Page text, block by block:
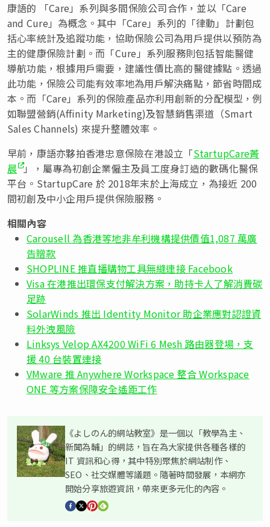
康語的 「Care」系列與多間保險公司合作，並以「Care
and Cure」為概念。其中「Care」系列的「律動」計劃包
括心率統計及追蹤功能，協助保險公司為用戶提供以預防為
主的健康保險計劃。而「Cure」系列服務則包括智能醫健
導航功能，根據用戶需要，建議性價比高的醫健據點。透過
此功能，保險公司能有效率地為用戶解決痛點，節省時間成
本。而「Care」系列的保險產品亦利用創新的分配模型，例
如聯盟營銷(Affinity Marketing)及智慧銷售渠道（Smart
Sales Channels) 來提升整體效率。
早前，康語亦夥拍香港忠意保險在港設立「StartupCare菁
晨 」，屬專為初創企業僱主及員工度身訂造的數碼化醫保
平台。StartupCare 於 2018年末於上海成立，為接近 200
間初創及中小企用戶提供保險服務。
相關內容
Carousell 為香港等地非牟利機構提供價值1,087 萬廣
告贈款
SHOPLINE 推直播購物工具無縫連接 Facebook
Visa 在港推出環保支付解決方案，助持卡人了解消費碳
足跡
SolarWinds 推出 Identity Monitor 助企業應對認證資
料外洩風險
Linksys Velop AX4200 WiFi 6 Mesh 路由器登場，支
援 40 台裝置連接
VMware 推 Anywhere Workspace 整合 Workspace
ONE 等方案保障安全遙距工作
《よしのん的網站教室》是一個以「教學為主、
新聞為輔」的網誌，旨在為大家提供各種各樣的
IT 資訊和心得，其中特別聚焦於網站制作、
SEO、社交媒體等議題。隨著時間發展，本網亦
開始分享旅遊資訊，帶來更多元化的內容。